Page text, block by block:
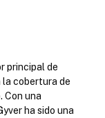
principal de
cobertura de
Con una
ha sido una